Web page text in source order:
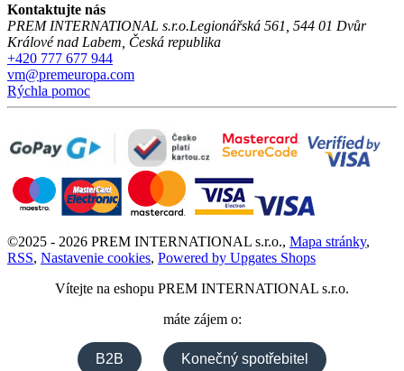
Kontaktujte nás
PREM INTERNATIONAL s.r.o.Legionářská 561 544 01 Dvůr
Králové nad Labem Česká republika
+420 777 677 944
vm@premeuropa.com
Rýchla pomoc
©2025 - 2026 PREM INTERNATIONAL s.r.o., Mapa stránky,
RSS, Nastavenie cookies, Powered by Upgates Shops
Vítejte na eshopu PREM INTERNATIONAL s.r.o.
máte zájem o:
B2B
Konečný spotřebitel